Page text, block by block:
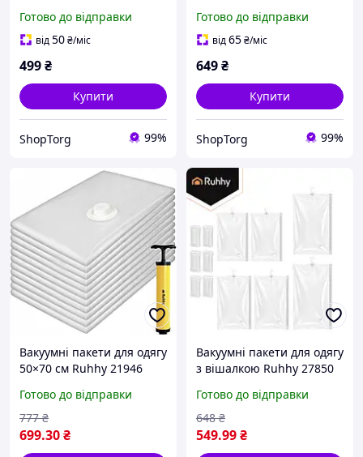
вакуумного пакування
(22026)
Готово до відправки
від50₴/міс
499₴
Купити
ShopTorg 99%
для одягу та зберігання
(21946)
Готово до відправки
від65₴/міс
649₴
Купити
ShopTorg 99%
Вакуумні пакети для одягу
50×70 см Ruhhy 21946
насос
Готово до відправки
699.30₴
777 ₴
Вакуумні пакети для одягу
з вішалкою Ruhhy 27850
герметична застібка +
клапан для пилососа
Готово до відправки
549.99₴
648 ₴